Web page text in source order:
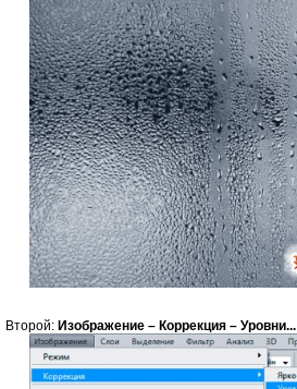
Второй: Изображение – Коррекция – Уровни...